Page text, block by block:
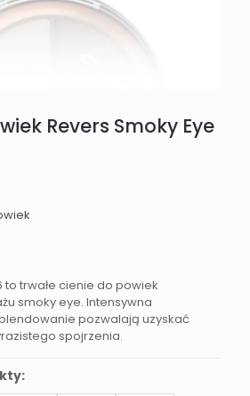
Revers Smoky Eye
to trwałe cienie do powiek
smoky eye. Intensywna
pozwalają uzyskać
spojrzenia.